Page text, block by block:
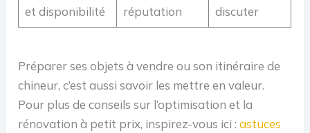
et disponibilité
réputation
discuter
Préparer ses objets à vendre ou son itinéraire de
chineur, c’est aussi savoir les mettre en valeur.
Pour plus de conseils sur l’optimisation et la
rénovation à petit prix, inspirez-vous ici :astuces